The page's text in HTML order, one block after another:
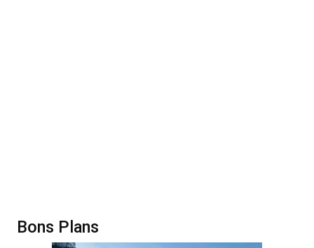
Bons Plans